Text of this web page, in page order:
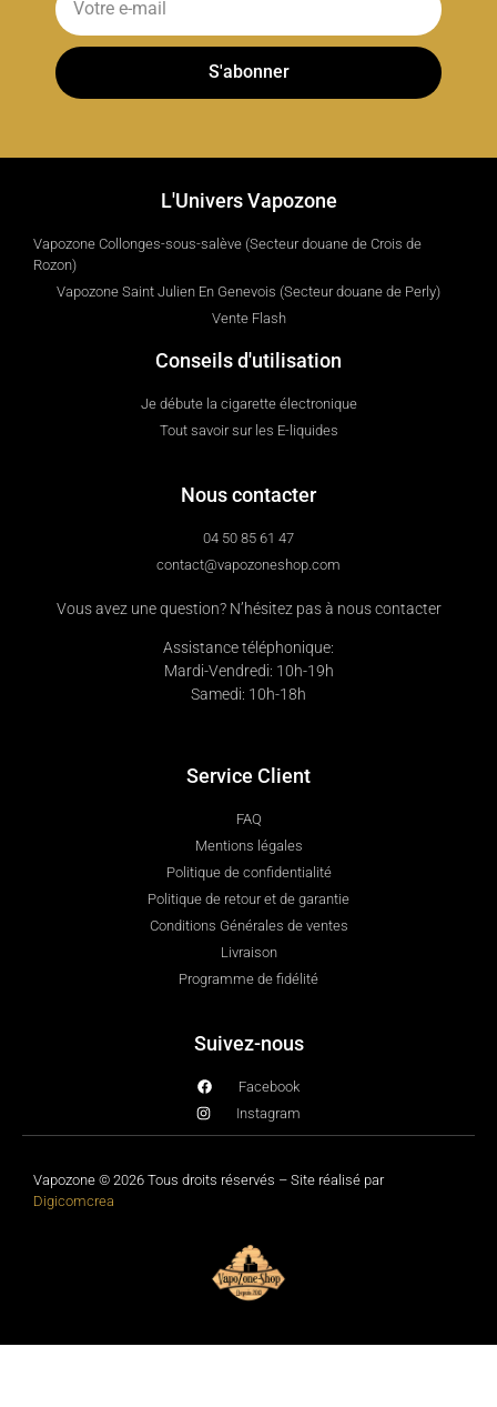
S'abonner
L'Univers Vapozone
Vapozone Collonges-sous-salève (Secteur douane de Crois de
Rozon)
Vapozone Saint Julien En Genevois (Secteur douane de Perly)
Vente Flash
Conseils d'utilisation
Je débute la cigarette électronique
Tout savoir sur les E-liquides
Nous contacter
04 50 85 61 47
contact@vapozoneshop.com
Vous avez une question? N’hésitez pas à nous contacter
Assistance téléphonique:
Mardi-Vendredi: 10h-19h
Samedi: 10h-18h
Service Client
FAQ
Mentions légales
Politique de confidentialité
Politique de retour et de garantie
Conditions Générales de ventes
Livraison
Programme de fidélité
Suivez-nous
Facebook
Instagram
Vapozone © 2026 Tous droits réservés – Site réalisé par
Digicomcrea